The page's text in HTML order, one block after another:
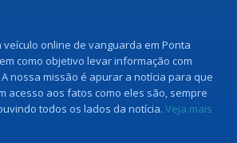
veículo online de vanguarda em Ponta
como objetivo levar informação com
nossa missão é apurar a notícia para que
acesso aos fatos como eles são, sempre
todos os lados da notícia. Veja mais